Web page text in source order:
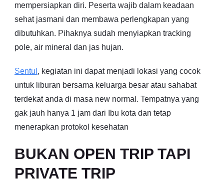
mempersiapkan diri. Peserta wajib dalam keadaan
sehat jasmani dan membawa perlengkapan yang
dibutuhkan. Pihaknya sudah menyiapkan tracking
pole, air mineral dan jas hujan.
Sentul , kegiatan ini dapat menjadi lokasi yang cocok
untuk liburan bersama keluarga besar atau sahabat
terdekat anda di masa new normal. Tempatnya yang
gak jauh hanya 1 jam dari Ibu kota dan tetap
menerapkan protokol kesehatan
BUKAN OPEN TRIP TAPI
PRIVATE TRIP